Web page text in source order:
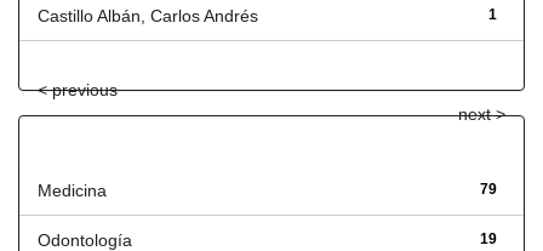
1
Castillo Albán, Carlos Andrés
< previous
next >
79
Medicina
19
Odontología